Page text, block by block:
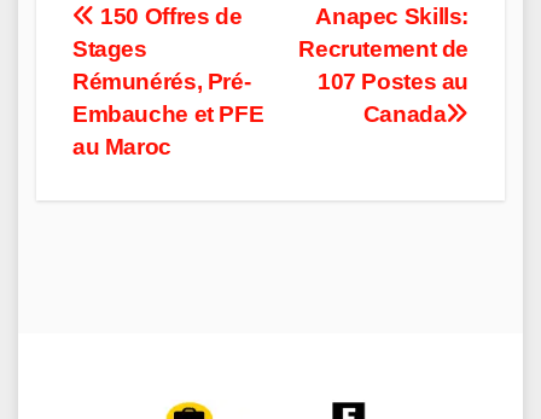
Post
navigation
Anapec Skills:
Recrutement de
107 Postes au
Canada
150 Offres de
Stages
Rémunérés, Pré-
Embauche et PFE
au Maroc